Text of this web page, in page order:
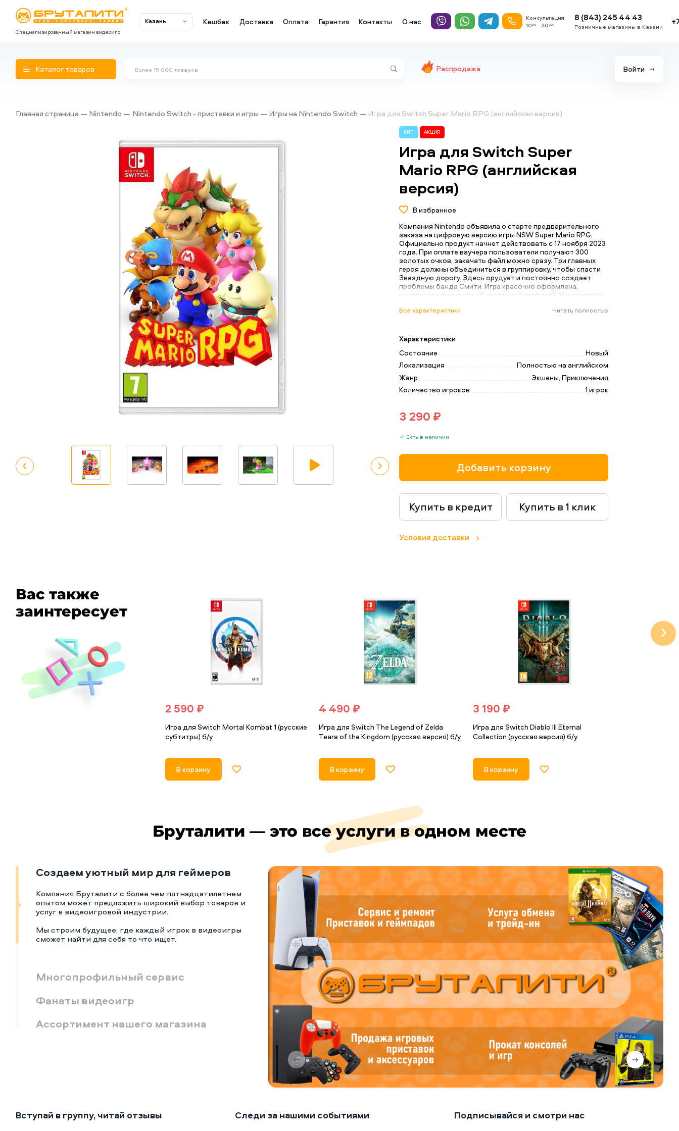
Специализированный магазин видеоигр
Казань Кешбек Доставка Оплата Гарантия Контакты О нас
Консультация
1000—2000
8 (843) 245 44 43
Розничные магазины в Казани
Каталог товаров Распродажа Войти
Главная страница Nintendo Nintendo Switch - приставки и игры Игры на Nintendo Switch Игра для Switch Super Mario RPG (английская версия)
ХИТ АКЦИЯ
Игра для Switch Super
Mario RPG (английская
версия)
В избранное
Компания Nintendo объявила о старте предварительного
заказа на цифровую версию игры NSW Super Mario RPG.
Официально продукт начнет действовать с 17 ноября 2023
года. При оплате ваучера пользователи получают 300
золотых очков, закачать файл можно сразу. Три главных
героя должны объединиться в группировку, чтобы спасти
Звездную дорогу. Здесь орудует и постоянно создает
проблемы банда Смити. Игра красочно оформлена,
привлекает внимание обновленной графикой. Участвовать
трех человек). Продукт можно воспроизводить на консоли,
действует бессрочно.
Все характеристики Читать полностью
Характеристики
Состояние
Новый
Локализация
Полностью на английском
Жанр
Экшены, Приключения
Количество игроков
1 игрок
3 290 ₽
Есть в наличии
Добавить корзину
Купить в кредит Купить в 1 клик
Условия доставки
Вас также
заинтересует
2 590 ₽
Игра для Switch Mortal Kombat 1 (русские
субтитры) б/у
В корзину
4 490 ₽
Игра для Switch The Legend of Zelda
Tears of the Kingdom (русская версия) б/у
В корзину
3 190 ₽
Игра для Switch Diablo III Eternal
Collection (русская версия) б/у
В корзину
Бруталити — это все услуги в одном месте
Создаем уютный мир для геймеров
Компания Бруталити с более чем пятнадцатилетнем
опытом может предложить широкий выбор товаров и
услуг в видеоигровой индустрии.
Мы строим будущее, где каждый игрок в видеоигры
сможет найти для себя то что ищет.
Многопрофильный сервис
Фанаты видеоигр
Ассортимент нашего магазина
Вступай в группу, читай отзывы Следи за нашими событиями Подписывайся и смотри нас